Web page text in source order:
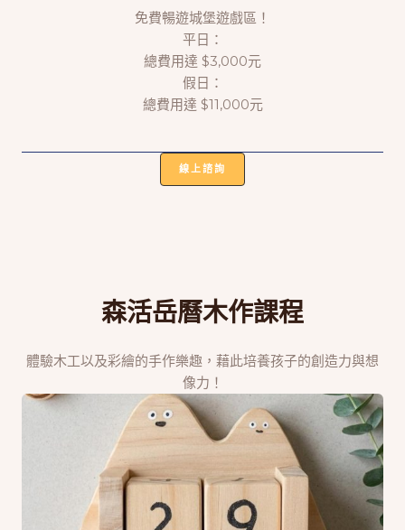
免費暢遊城堡遊戲區！
平日：
總費用達 $3,000元
假日：
總費用達 $11,000元
線上諮詢
森活岳曆木作課程
體驗木工以及彩繪的手作樂趣，藉此培養孩子的創造力與想
像力！